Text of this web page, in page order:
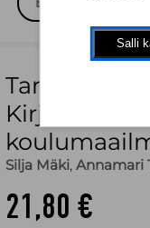
Tarinat
Silja Mäki,Annamari
21,80 €
Salli